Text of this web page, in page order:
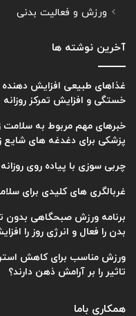
ورزش و فعالیت بدنی
آخرین نوشته ها
خستگی و افزایش تمرکز روزانه
خبرهای مهم مربوط به سلامت
پزشکی برای دغدغه های شایع
چربی سوزی با پیاده روی
غربالگری های کلیدی برای
برنامه ورزش صبحگاهی بدون
بدن را فعال و انرژی روز را
ورزش مناسب برای کاهش
تاثیر را بر آرامش ذهن دارند؟
همکاری باما